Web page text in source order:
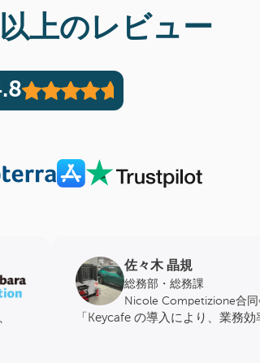
上のレビュー
佐々木 晶規
総務部・総務課
Nicole Competizione合同
「Keycafe の導入により、業務